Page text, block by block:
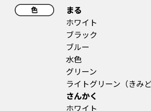
まる
ホワイト
ブラック
ブルー
水色
グリーン
ライトグリーン（きみど
さんかく
ホワイト